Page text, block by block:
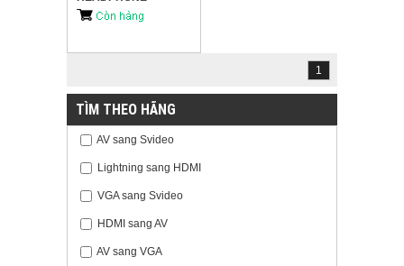
LIGHTNING +
1
TÌM THEO HÃNG
AV sang Svideo
Lightning sang HDMI
VGA sang Svideo
HDMI sang AV
AV sang VGA